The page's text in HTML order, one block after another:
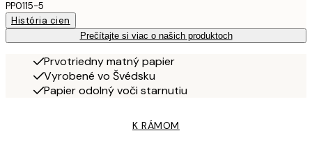
PP0115-5
História cien
Prečítajte si viac o našich produktoch
Prvotriedny matný papier
Vyrobené vo Švédsku
Papier odolný voči starnutiu
K RÁMOM